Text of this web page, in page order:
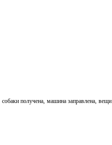
получена, машина заправлена, вещи